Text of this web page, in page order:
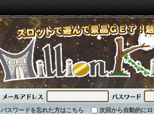
パスワードを忘れた方はこちら 次回から自動的にロ